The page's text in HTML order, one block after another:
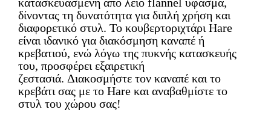
δίνοντας τη δυνατότητα για διπλή χρήση και
διαφορετικό στυλ. Το κουβερτοριχτάρι Hare
είναι ιδανικό για διακόσμηση καναπέ ή
κρεβατιού, ενώ λόγω της πυκνής κατασκευής
του, προσφέρει εξαιρετική
ζεστασιά. Διακοσμήστε τον καναπέ και το
κρεβάτι σας με το Hare και αναβαθμίστε το
στυλ του χώρου σας!